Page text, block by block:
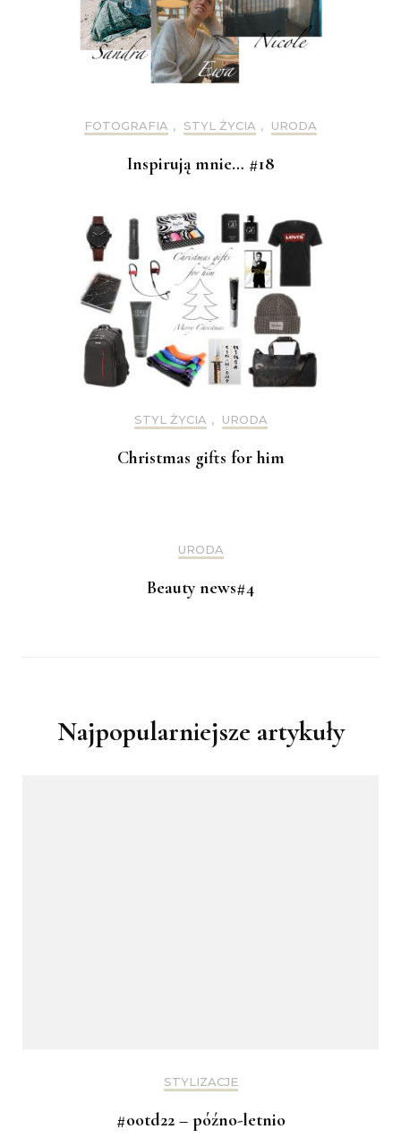
FOTOGRAFIA , STYL ŻYCIA , URODA
Inspirują mnie… #18
STYL ŻYCIA , URODA
Christmas gifts for him
URODA
Beauty news#4
Najpopularniejsze artykuły
STYLIZACJE
#ootd22 – późno-letnio